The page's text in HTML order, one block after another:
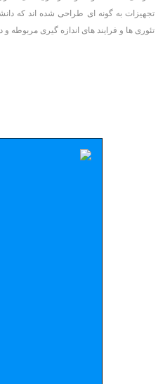
تجهیزات به گونه ای طراحی شده اند که
تئوری ها و فرایند های اندازه گیری مربوطه و